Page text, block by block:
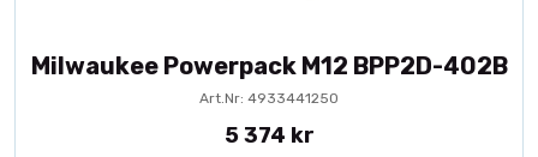
Milwaukee Powerpack M12 BPP2D-402B
Art.Nr: 4933441250
5 374 kr